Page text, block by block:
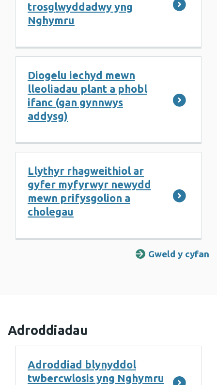
trosglwyddadwy yng
Nghymru
Diogelu iechyd mewn
lleoliadau plant a phobl
ifanc (gan gynnwys
addysg)
Llythyr rhagweithiol ar
gyfer myfyrwyr newydd
mewn prifysgolion a
cholegau
Gweld y cyfan
Adroddiadau
Adroddiad blynyddol
twbercwlosis yng Nghymru